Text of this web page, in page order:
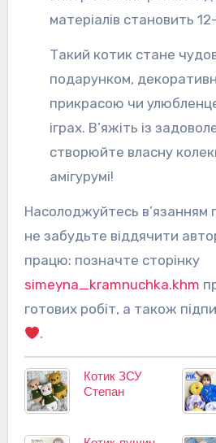
матеріалів становить
Такий котик стане
подарунком,
прикрасою чи
іграх. В’яжіть із
створюйте власну
амігурумі!
Насолоджуйтесь в’язанням прекрасного, але
не забудьте віддячити
працю: позначте сторінку
simeyna_kramnuchka.khm
готових робіт, а також
.
Котик ЗСУ
Степан